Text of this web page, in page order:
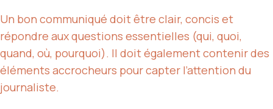
Un bon communiqué doit être clair, concis et
répondre aux questions essentielles (qui, quoi,
quand, où, pourquoi). Il doit également contenir des
éléments accrocheurs pour capter l’attention du
journaliste.